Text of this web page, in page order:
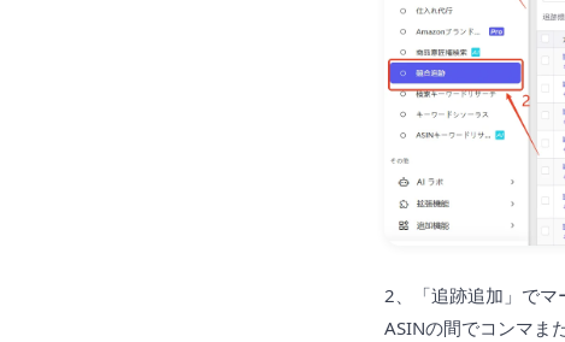
2、「追跡追加」でマ
ASINの間でコンマま